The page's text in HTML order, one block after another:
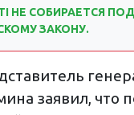
НЕ СОБИРАЕТСЯ
ЗАКОНУ.
заявил, что